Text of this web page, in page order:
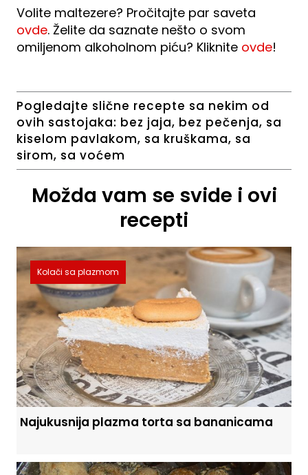
Volite maltezere? Pročitajte par saveta
ovde. Želite da saznate nešto o svom
omiljenom alkoholnom piću? Kliknite ovde!
Pogledajte slične recepte sa nekim od
ovih sastojaka: bez jaja, bez pečenja, sa
kiselom pavlakom, sa kruškama, sa
sirom, sa voćem
Možda vam se svide i ovi
recepti
Kolači sa plazmom
Najukusnija plazma torta sa bananicama